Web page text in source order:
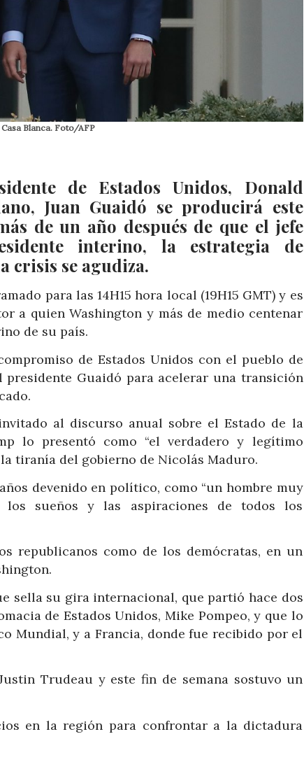
Blanca. Foto/AFP
de Estados Unidos, Donald
Juan Guaidó se producirá este
de un año después de que el jefe
interino, la estrategia de
crisis se agudiza.
para las 14H15 hora local (19H15 GMT) y es
a quien Washington y más de medio centenar
de su país.
de Estados Unidos con el pueblo de
Guaidó para acelerar una transición
al discurso anual sobre el Estado de la
lo presentó como “el verdadero y legítimo
tiranía del gobierno de Nicolás Maduro.
devenido en político, como “un hombre muy
los sueños y las aspiraciones de todos los
republicanos como de los demócratas, en un
sella su gira internacional, que partió hace dos
de Estados Unidos, Mike Pompeo, y que lo
Mundial, y a Francia, donde fue recibido por el
Trudeau y este fin de semana sostuvo un
en la región para confrontar a la dictadura